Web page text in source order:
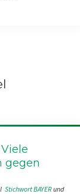
gegen
Stichwort BAYER
und